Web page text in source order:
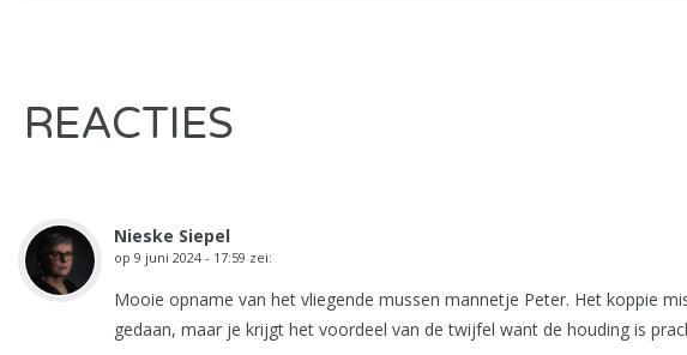
REACTIES
Nieske Siepel
op 9 juni 2024 - 17:59 zei:
Mooie opname van het vliegende mussen mannetje Peter. Het koppie
gedaan, maar je krijgt het voordeel van de twijfel want de houding is